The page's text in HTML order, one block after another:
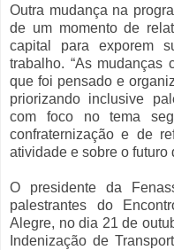
Outra mudança na
de um momento de
capital para exporem
trabalho. “As mudanças
que foi pensado e
priorizando inclusive
com foco no tema
confraternização e de
atividade e sobre o futuro
O presidente da
palestrantes do
Alegre, no dia 21 de
Indenização de